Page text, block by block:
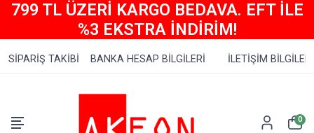
799 TL ÜZERİ KARGO BEDAVA. EFT İLE
%3 EKSTRA İNDİRİM!
SİPARİŞ TAKİBİ BANKA HESAP BİLGİLERİ İLETİŞİM BİLGİLERİ
0